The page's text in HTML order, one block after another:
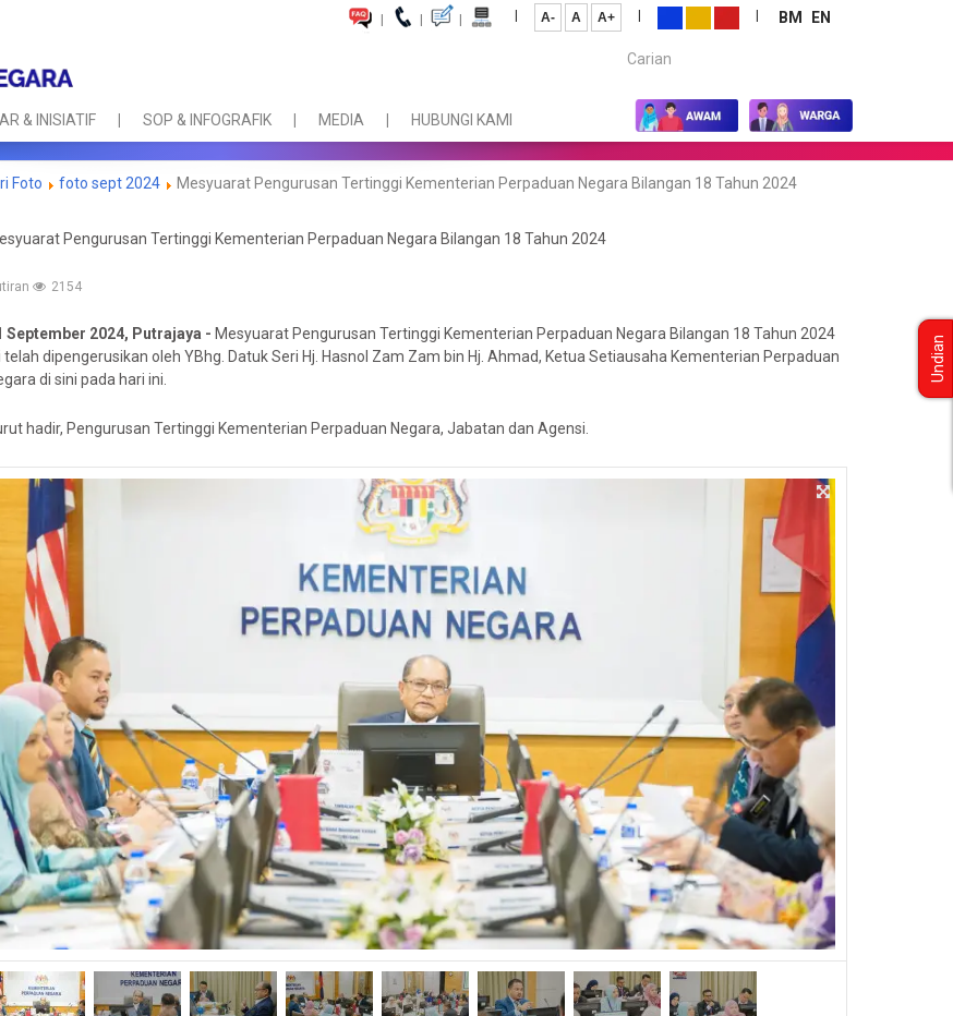
| | | | A- A A+ | | BM
EN
Carian...
& INISIATIF SOP & INFOGRAFIK MEDIA HUBUNGI KAMI
Foto foto sept 2024 Mesyuarat Pengurusan Tertinggi Kementerian Perpaduan Negara Bilangan 18 Tahun 2024
Pengurusan Tertinggi Kementerian Perpaduan Negara Bilangan 18 Tahun 2024
2154
September 2024, Putrajaya - Mesyuarat Pengurusan Tertinggi Kementerian Perpaduan Negara Bilangan 18 Tahun 2024
telah dipengerusikan oleh YBhg. Datuk Seri Hj. Hasnol Zam Zam bin Hj. Ahmad, Ketua Setiausaha Kementerian Perpaduan
di sini pada hari ini.
hadir, Pengurusan Tertinggi Kementerian Perpaduan Negara, Jabatan dan Agensi.
Undian